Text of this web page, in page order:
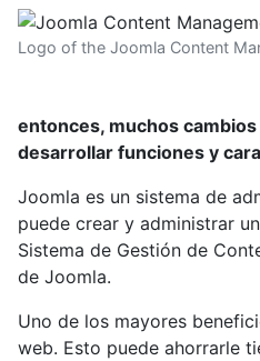
Logo of the Joomla Content
entonces, muchos
desarrollar funciones y
Joomla es un sistema de
puede crear y administrar
Sistema de Gestión de
de Joomla.
Uno de los mayores
web. Esto puede ahorrarle